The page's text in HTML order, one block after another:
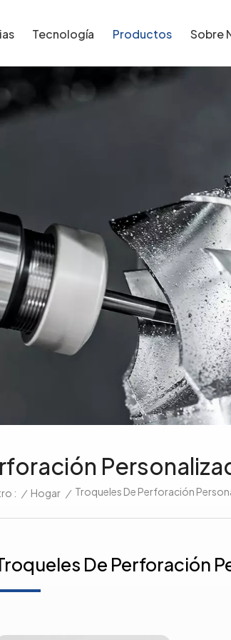
Tecnología Productos Sobre
: / Hogar / Troqueles De Perforación
De Perforación